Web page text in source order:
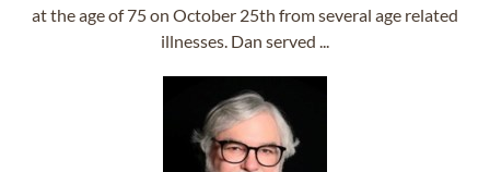
at the age of 75 on October 25th from several age related
illnesses. Dan served ...